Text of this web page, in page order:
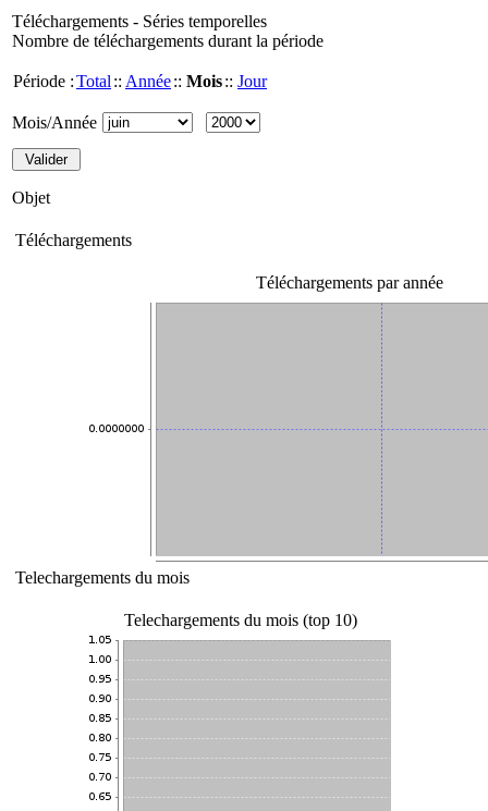
Téléchargements - Séries temporelles
Nombre de téléchargements durant la période
Période :Total :: Année:: Mois:: Jour
Mois/Année
Objet
Téléchargements
Téléchargements par année
Telechargements du mois
Telechargements du mois (top 10)